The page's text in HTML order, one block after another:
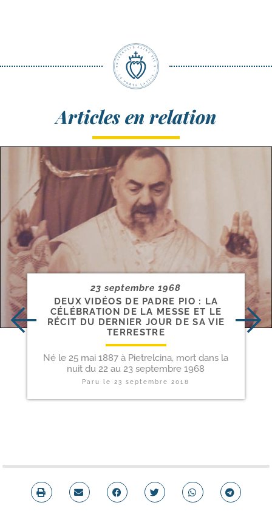
Articles en relation
23 septembre 1968
DEUX VIDÉOS DE PADRE PIO : LA
CÉLÉBRATION DE LA MESSE ET LE
RÉCIT DU DERNIER JOUR DE SA VIE
TERRESTRE
Né le 25 mai 1887 à Pietrelcina, mort dans la
nuit du 22 au 23 septembre 1968
Paru le23 septembre 2018